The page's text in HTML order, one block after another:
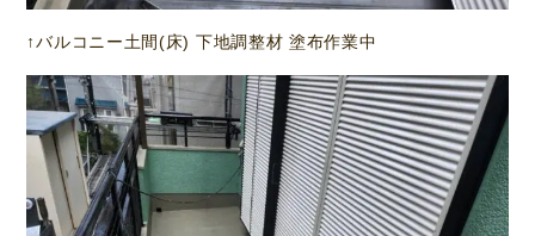
↑バルコニー土間(床) 下地調整材 塗布作業中